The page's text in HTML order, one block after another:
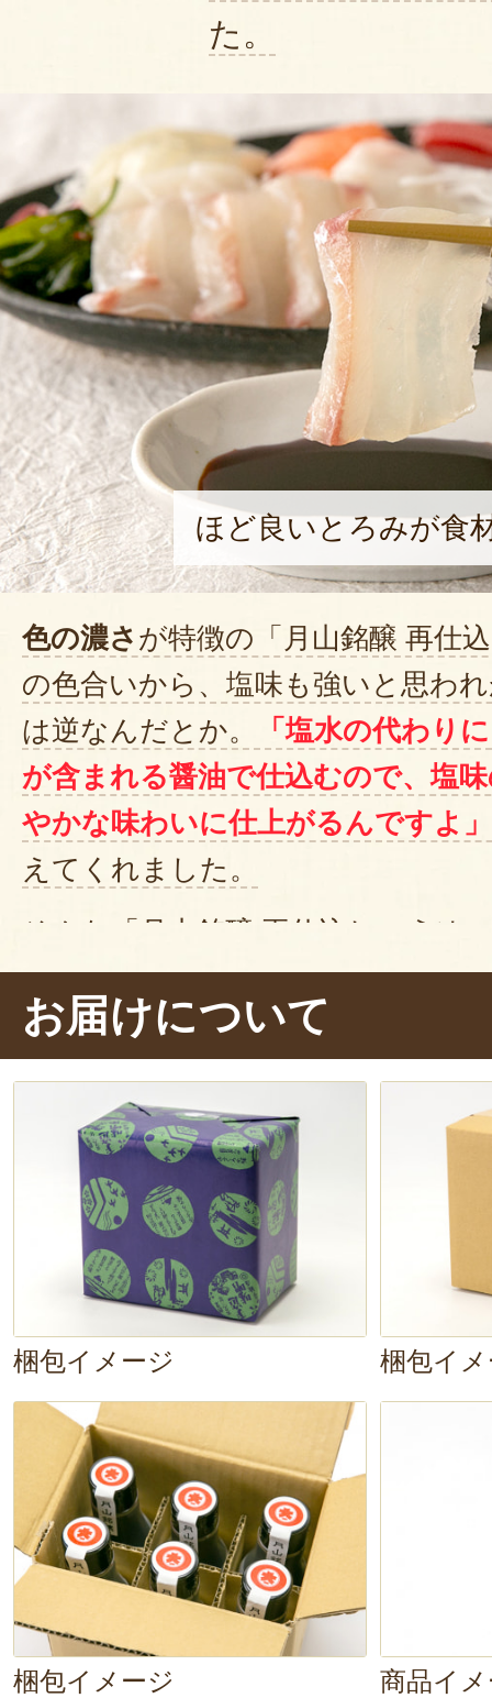
た。
ほど良いとろみが食
色の濃さ が特徴の「月山銘醸 再仕
の色合いから、塩味も強いと思わ
は逆なんだとか。
「塩水の代わり
が含まれる醤油で仕込むので、塩
やかな味わいに仕上がるんですよ」
えてくれました。
そんな「月山銘醸 再仕込しょうゆ
油として試食。小皿に出した醤油は
ある色 で、少しとろみがあります
厚！醤油本来の旨味をしっかりと
み込むような、まろやかでやさし
の旨味を引き立ててくれています
け醤油として、ほかの食材にも合
ね〜。
お届けについて
梱包イメージ 梱包イ
梱包イメージ 商品イ